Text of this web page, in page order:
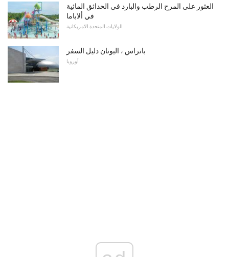
العثور على المرح الرطب والبارد في الحدائق المائية
في ألاباما
الولايات المتحدة الامريكانية
باتراس ، اليونان دليل السفر
أوروبا